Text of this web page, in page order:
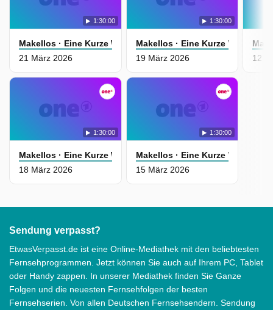
1:30:00
Makellos · Eine Kurze Welle Des Glücks
21 März 2026
1:30:00
Makellos · Eine Kurze Welle Des
19 März 2026
1:30:00
Makellos · Eine Kurze Welle Des Glücks
18 März 2026
1:30:00
Makellos · Eine Kurze Welle Des
15 März 2026
12
Sendung verpasst?
EtwasVerpasst.de ist eine Online-Mediathek mit den beliebtesten
Fernsehprogrammen. Jetzt können Sie auch auf Ihrem PC, Tablet
oder Handy zappen. In unserer Mediathek finden Sie Ganze
Folgen und die neuesten Fernsehfolgen der besten
Fernsehserien. Von allen Deutschen Fernsehsendern. Sendung